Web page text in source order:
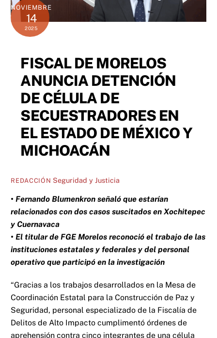
NOVIEMBRE
14
2025
FISCAL DE MORELOS
ANUNCIA DETENCIÓN
DE CÉLULA DE
SECUESTRADORES EN
EL ESTADO DE MÉXICO Y
MICHOACÁN
REDACCIÓN Seguridad y Justicia
• Fernando Blumenkron señaló que estarían
relacionados con dos casos suscitados en Xochitepec
y Cuernavaca
• El titular de FGE Morelos reconoció el trabajo de las
instituciones estatales y federales y del personal
operativo que participó en la investigación
“Gracias a los trabajos desarrollados en la Mesa de
Coordinación Estatal para la Construcción de Paz y
Seguridad, personal especializado de la Fiscalía de
Delitos de Alto Impacto cumplimentó órdenes de
aprehensión contra cinco integrantes de una célula